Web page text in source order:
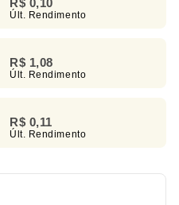
R$ 0,10
Últ. Rendimento
R$ 1,08
Últ. Rendimento
R$ 0,11
Últ. Rendimento